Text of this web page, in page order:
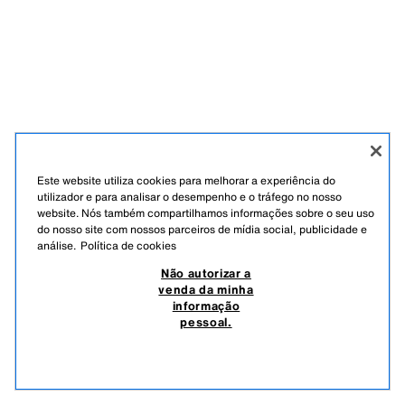
Este website utiliza cookies para melhorar a experiência do
utilizador e para analisar o desempenho e o tráfego no nosso
website. Nós também compartilhamos informações sobre o seu uso
do nosso site com nossos parceiros de mídia social, publicidade e
análise. Política de cookies
Não autorizar a
venda da minha
informação
pessoal.